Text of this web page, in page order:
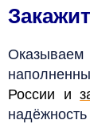
России и